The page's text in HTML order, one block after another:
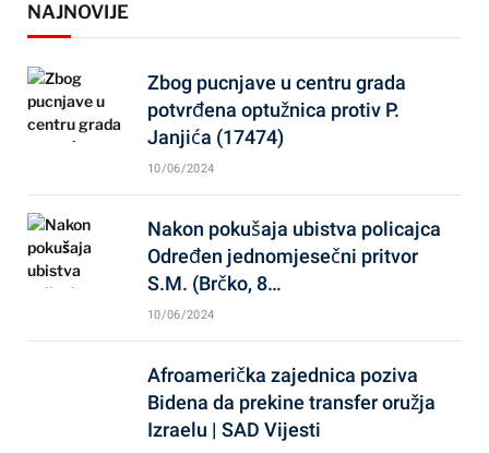
NAJNOVIJE
Zbog pucnjave u centru grada
potvrđena optužnica protiv P.
Janjića (17474)
10/06/2024
Nakon pokušaja ubistva policajca
Određen jednomjesečni pritvor
S.M. (Brčko, 8…
10/06/2024
Afroamerička zajednica poziva
Bidena da prekine transfer oružja
Izraelu | SAD Vijesti